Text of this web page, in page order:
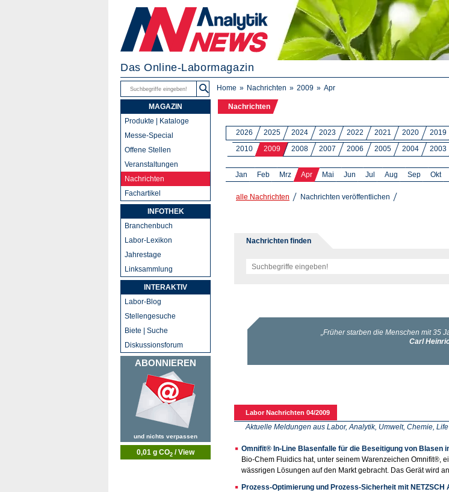
Das Online-Labormagazin
Home Nachrichten 2009 Apr
Nachrichten
2026 2025 2024 2023 2022 2021 2020 2019
2010
2009 2008 2007 2006 2005 2004 2003
Jan Feb Mrz Apr Mai Jun Jul Aug Sep Okt
alle Nachrichten Nachrichten veröffentlichen
Nachrichten finden
Labor Nachrichten 04/2009
Aktuelle Meldungen aus Labor, Analytik, Umwelt, Chemie,
Omnifit® In-Line Blasenfalle für die Beseitigung von Blasen
Bio-Chem Fluidics hat, unter seinem Warenzeichen Omnifit®,
wässrigen Lösungen auf den Markt gebracht. Das Gerät wird
Prozess-Optimierung und Prozess-Sicherheit mit
MAGAZIN
Produkte | Kataloge
Messe-Special
Offene Stellen
Veranstaltungen
Nachrichten
Fachartikel
INFOTHEK
Branchenbuch
Labor-Lexikon
Jahrestage
Linksammlung
INTERAKTIV
Labor-Blog
Stellengesuche
Biete | Suche
Diskussionsforum
ABONNIEREN
und nichts verpassen
0,01 g CO2 / View